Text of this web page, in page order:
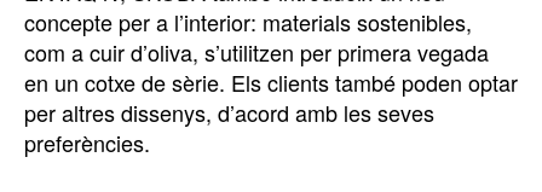
concepte per a l’interior: materials sostenibles,
com a cuir d’oliva, s’utilitzen per primera vegada
en un cotxe de sèrie. Els clients també poden optar
per altres dissenys, d’acord amb les seves
preferències.